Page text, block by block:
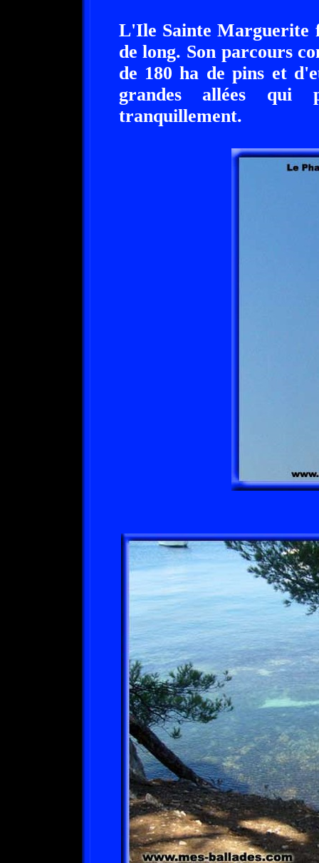
L'Ile Sainte Marguerite
de long. Son parcours
de 180 ha de pins et
grandes allées qui
tranquillement.